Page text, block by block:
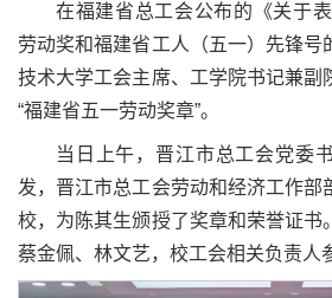
在福建省总工会公布的《关于
劳动奖和福建省工人（五一）先锋号
技术大学工会主席、工学院书记兼副
“福建省五一劳动奖章”。
当日上午，晋江市总工会党委
发，晋江市总工会劳动和经济工作部
校，为陈其生颁授了奖章和荣誉证书
蔡金佩、林文艺，校工会相关负责人